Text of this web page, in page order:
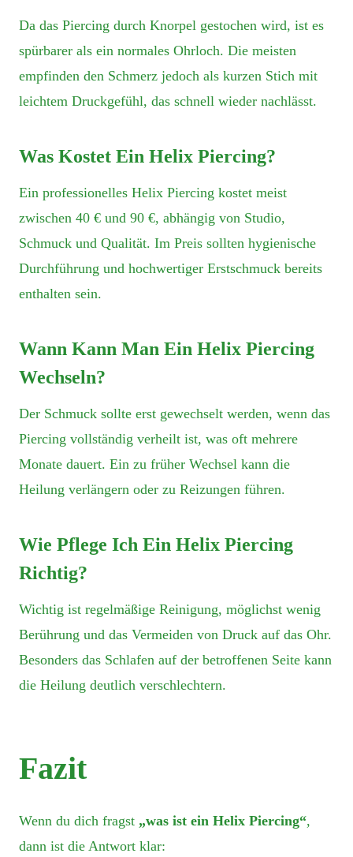
Da das Piercing durch Knorpel gestochen wird, ist es
spürbarer als ein normales Ohrloch. Die meisten
empfinden den Schmerz jedoch als kurzen Stich mit
leichtem Druckgefühl, das schnell wieder nachlässt.
Was Kostet Ein Helix Piercing?
Ein professionelles Helix Piercing kostet meist
zwischen 40 € und 90 €, abhängig von Studio,
Schmuck und Qualität. Im Preis sollten hygienische
Durchführung und hochwertiger Erstschmuck bereits
enthalten sein.
Wann Kann Man Ein Helix Piercing
Wechseln?
Der Schmuck sollte erst gewechselt werden, wenn das
Piercing vollständig verheilt ist, was oft mehrere
Monate dauert. Ein zu früher Wechsel kann die
Heilung verlängern oder zu Reizungen führen.
Wie Pflege Ich Ein Helix Piercing
Richtig?
Wichtig ist regelmäßige Reinigung, möglichst wenig
Berührung und das Vermeiden von Druck auf das Ohr.
Besonders das Schlafen auf der betroffenen Seite kann
die Heilung deutlich verschlechtern.
Fazit
Wenn du dich fragst „was ist ein Helix Piercing“,
dann ist die Antwort klar: